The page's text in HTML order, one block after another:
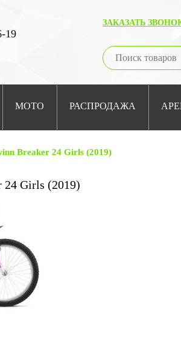
19
ЗАКАЗАТЬ
МОТО РАСПРОДАЖА
Breaker 24 Girls (2019)
24 Girls (2019)